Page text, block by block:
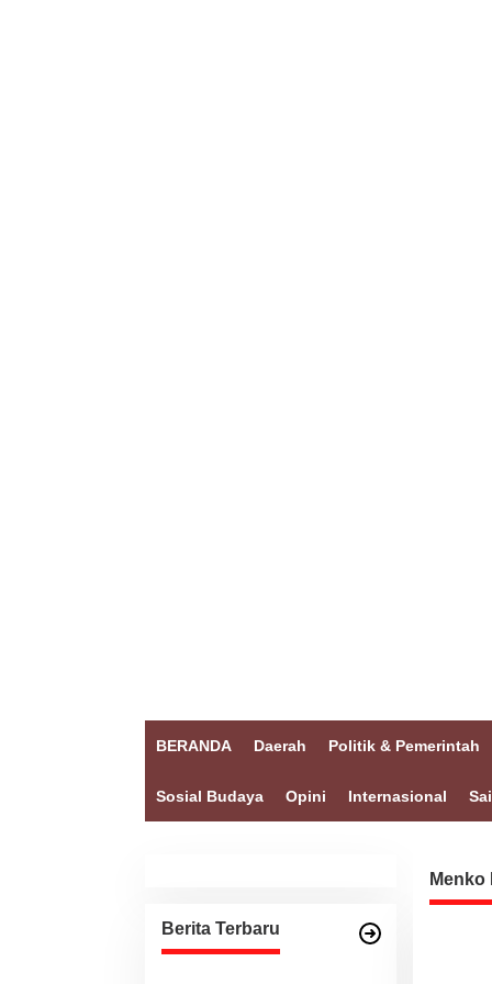
BERANDA Daerah Politik & Pemerintah
Sosial Budaya Opini Internasional
Berita Terbaru
Menko